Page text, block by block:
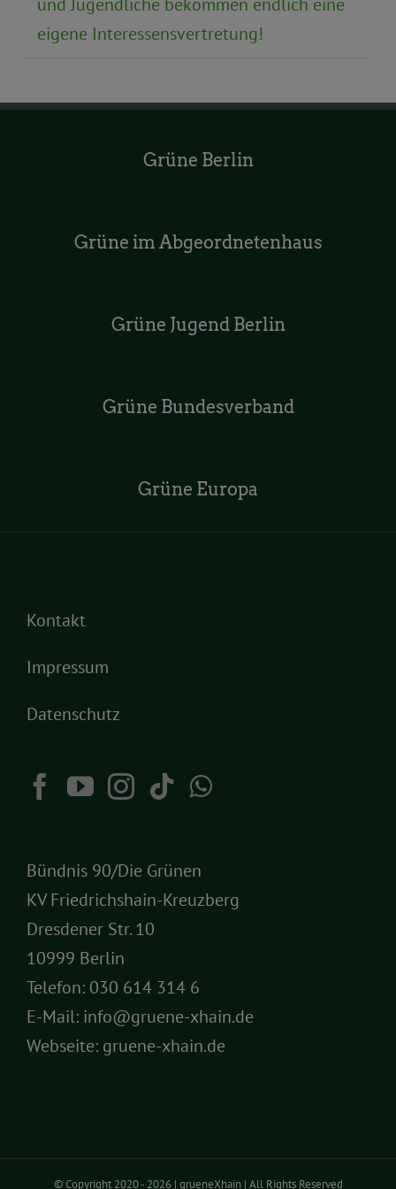
eigene Interessensvertretung!
Grüne Berlin
Grüne im Abgeordnetenhaus
Grüne Jugend Berlin
Grüne Bundesverband
Grüne Europa
Kontakt
Impressum
Datenschutz
Bündnis 90/Die Grünen
KV Friedrichshain-Kreuzberg
Dresdener Str. 10
10999 Berlin
Telefon: 030 614 314 6
E-Mail: info@gruene-xhain.de
Webseite: gruene-xhain.de
© Copyright 2020 - 2026 | grueneXhain | All Rights Reserved